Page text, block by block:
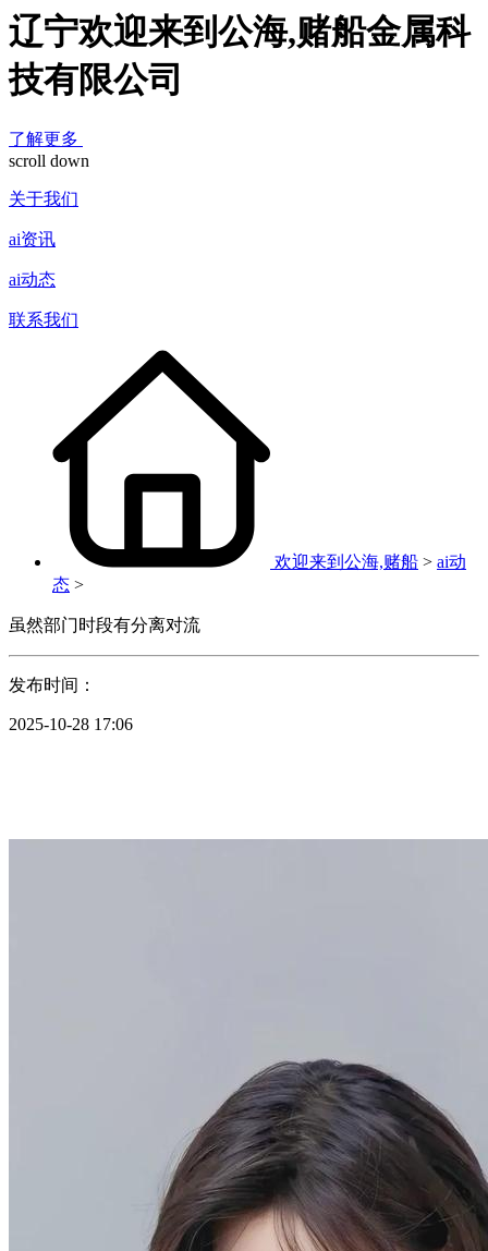
辽宁欢迎来到公海,赌船金属科
技有限公司
了解更多
scroll down
关于我们
ai资讯
ai动态
联系我们
欢迎来到公海,赌船 > ai动
态 >
虽然部门时段有分离对流
发布时间：
2025-10-28 17:06